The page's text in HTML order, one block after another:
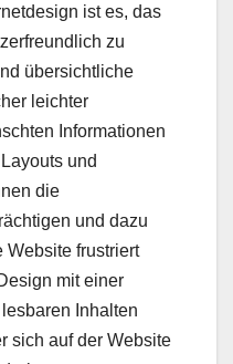
ist es, das
zu
übersichtliche
leichter
Informationen
und
die
und dazu
Website frustriert
mit einer
Inhalten
sich auf der Website